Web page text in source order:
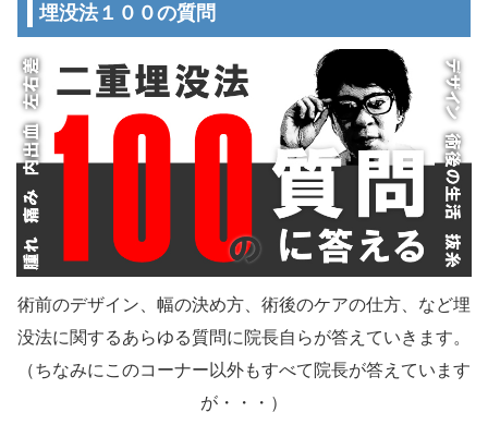
埋没法１００の質問
術前のデザイン、幅の決め方、術後のケアの仕方、など埋
没法に関するあらゆる質問に院長自らが答えていきます。
（ちなみにこのコーナー以外もすべて院長が答えています
が・・・）